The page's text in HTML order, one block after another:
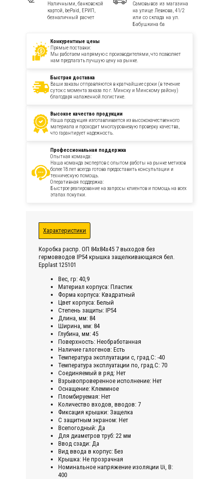
Наличными, банковской
картой, bePaid, ЕРИП,
безналичный расчет
Самовывоз из магазина
на улице Левкова, 41/2
или со склада на ул.
Бабушкина 6а
Конкурентные цены
Прямые поставки:
Мы работаем напрямую с производителями, что позволяет
нам предлагать лучшую цену на рынке.
Быстрая доставка
Ваши заказы отправляются в кратчайшие сроки (в течение
суток с момента заказа по г. Минску и Минскому району)
благодаря налаженной логистике.
Высокое качество продукции
Наша продукция изготавливается из высококачественного
материала и проходит многоуровневую проверку качества,
что гарантирует надежность.
Профессиональная поддержка
Опытная команда:
Наша команда экспертов с опытом работы на рынке метизов
более 18 лет всегда готова предоставить консультации и
техническую помощь.
Оперативная поддержка:
Быстрое реагирование на запросы клиентов и помощь на всех
этапах покупки.
Характеристики
Коробка распр. ОП 84х84х45 7 выходов без
гермовводов IP54 крышка защелкивающаяся бел.
Epplast 125101
Вес, гр: 40,9
Материал корпуса: Пластик
Форма корпуса: Квадратный
Цвет корпуса: Белый
Степень защиты: IP54
Длина, мм: 84
Ширина, мм: 84
Глубина, мм: 45
Поверхность: Необработанная
Наличие галогенов: Есть
Температура эксплуатации с, град.C: -40
Температура эксплуатации по, град.C: 70
Соединяемый в ряд: Нет
Взрывопроверенное исполнение: Нет
Оснащение: Клеммное
Пломбируемая: Нет
Количество входов, вводов: 7
Фиксация крышки: Защелка
С защитным экраном: Нет
Всепогодный: Да
Для диаметров труб: 22 мм
Ввод сзади: Да
Вид ввода в корпус: Без
Крышка: Не прозрачная
Номинальное напряжение изоляции Ui, В:
400